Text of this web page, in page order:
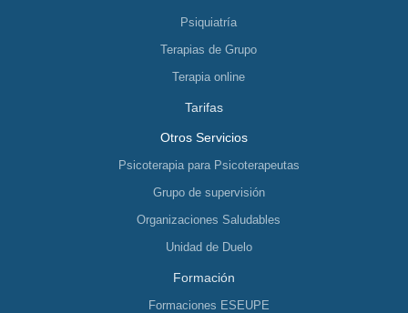
Psiquiatría
Terapias de Grupo
Terapia online
Tarifas
Otros Servicios
Psicoterapia para Psicoterapeutas
Grupo de supervisión
Organizaciones Saludables
Unidad de Duelo
Formación
Formaciones ESEUPE